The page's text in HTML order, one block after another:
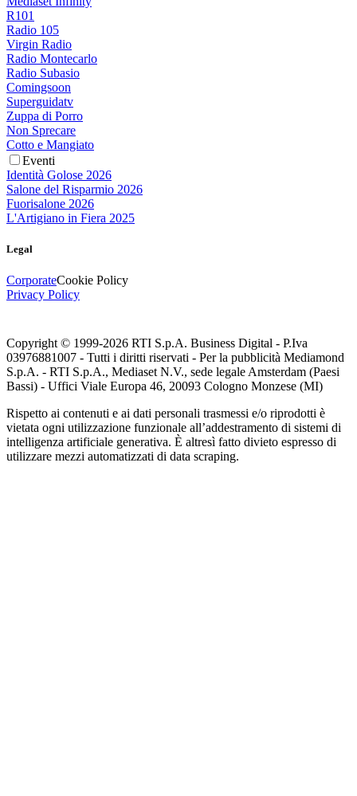
R101
Radio 105
Virgin Radio
Radio Montecarlo
Radio Subasio
Comingsoon
Superguidatv
Zuppa di Porro
Non Sprecare
Cotto e Mangiato
Eventi
Identità Golose 2026
Salone del Risparmio 2026
Fuorisalone 2026
L'Artigiano in Fiera 2025
Legal
CorporateCookie Policy
Privacy Policy
Copyright © 1999-2026 RTI S.p.A. Business Digital - P.Iva
03976881007 - Tutti i diritti riservati - Per la pubblicità Mediamond
S.p.A. - RTI S.p.A., Mediaset N.V., sede legale Amsterdam (Paesi
Bassi) - Uffici Viale Europa 46, 20093 Cologno Monzese (MI)
Rispetto ai contenuti e ai dati personali trasmessi e/o riprodotti è
vietata ogni utilizzazione funzionale all’addestramento di sistemi di
intelligenza artificiale generativa. È altresì fatto divieto espresso di
utilizzare mezzi automatizzati di data scraping.